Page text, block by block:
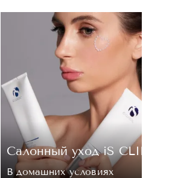
Cалонный уход iS
В домашних условиях